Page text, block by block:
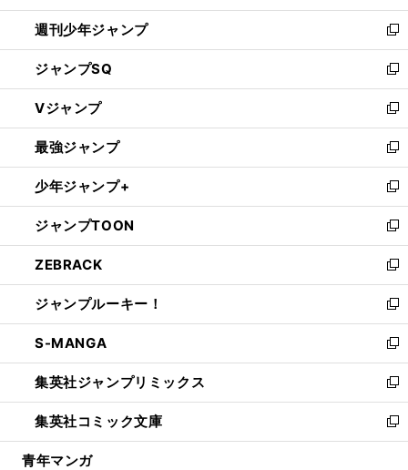
開
く
週刊少年ジャンプ
新
し
い
ウ
ィ
ン
ド
ウ
で
開
く
ジャンプSQ
新
し
い
ウ
ィ
ン
ド
ウ
で
開
く
Vジャンプ
新
し
い
ウ
ィ
ン
ド
ウ
で
開
く
最強ジャンプ
新
し
い
ウ
ィ
ン
ド
ウ
で
開
く
少年ジャンプ+
新
し
い
ウ
ィ
ン
ド
ウ
で
開
く
ジャンプTOON
新
し
い
ウ
ィ
ン
ド
ウ
で
開
く
ZEBRACK
新
し
い
ウ
ィ
ン
ド
ウ
で
開
ジャンプルーキー！
新
し
い
ウ
ィ
ン
ド
ウ
S-MANGA
新
し
い
ウ
ィ
ン
集英社ジャンプリミックス
新
し
い
ウ
集英社コミック文庫
新
し
青年マンガ